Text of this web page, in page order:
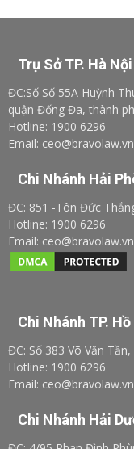
Trụ Sở TP. Hà Nội
ĐC:Số Số 55A Huỳnh
quận Đống Đa, thành
Hotline: 1900 6296
Email: ceo@bravolaw.vn
Chi Nhánh Hải
ĐC: 851 -Tôn Đức
Hotline: 1900 6296
Email: ceo@bravolaw.vn
Chi Nhánh TP.
ĐC: Số 383 Võ Văn
Hotline: 1900 6296
Email: ceo@bravolaw.vn
Chi Nhánh Hải